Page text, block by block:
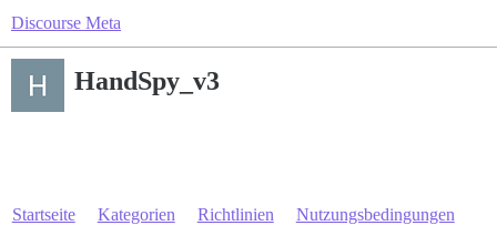
Discourse Meta
HandSpy_v3
Startseite Kategorien Richtlinien Nutzungsbedingungen